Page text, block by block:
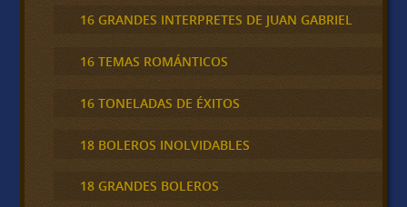
16 GRANDES INTERPRETES DE JUAN GABRIEL
16 TEMAS ROMÁNTICOS
16 TONELADAS DE ÉXITOS
18 BOLEROS INOLVIDABLES
18 GRANDES BOLEROS